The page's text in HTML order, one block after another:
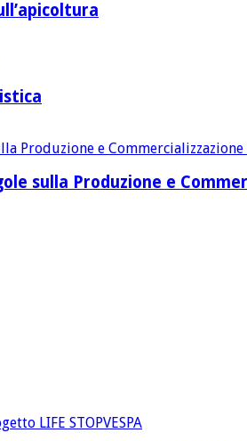
sulla Produzione e